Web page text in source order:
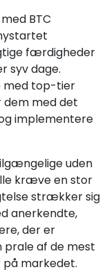
BTC
færdigheder
syv dage.
med top-tier
med det
implementere
uden
kræve en stor
strækker sig
anerkendte,
der er
af de mest
markedet.